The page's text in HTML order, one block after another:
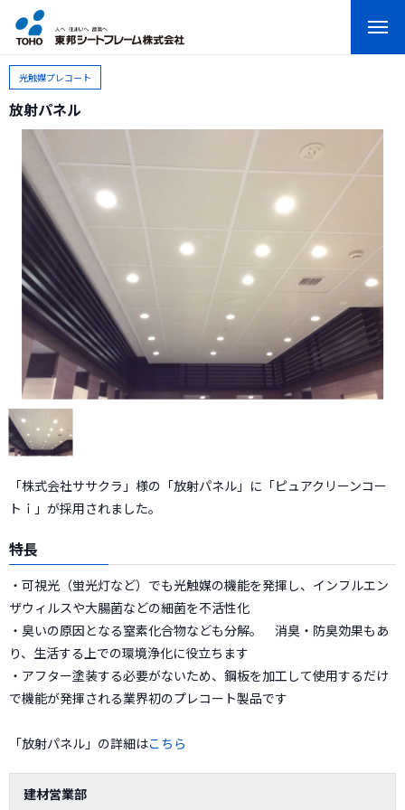
光触媒プレコート
放射パネル
「株式会社ササクラ」様の「放射パネル」に「ピュアクリーンコー
トｉ」が採用されました。
特長
・可視光（蛍光灯など）でも光触媒の機能を発揮し、インフルエン
ザウィルスや大腸菌などの細菌を不活性化
・臭いの原因となる窒素化合物なども分解。 消臭・防臭効果もあ
り、生活する上での環境浄化に役立ちます
・アフター塗装する必要がないため、鋼板を加工して使用するだけ
で機能が発揮される業界初のプレコート製品です
「放射パネル」の詳細はこちら
建材営業部